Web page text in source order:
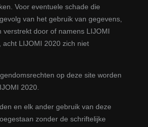
Voor eventuele schade die
van het gebruik van gegevens,
verstrekt door of namens LIJOMI
acht LIJOMI 2020 zich niet
op deze site worden
2020.
en elk ander gebruik van deze
zonder de schriftelijke